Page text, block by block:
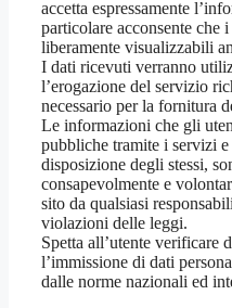
accetta espressamente
particolare acconsente che
liberamente visualizzabili
I dati ricevuti verranno
l’erogazione del servizio
necessario per la fornitura
Le informazioni che gli
pubbliche tramite i servizi
disposizione degli stessi,
consapevolmente e
sito da qualsiasi
violazioni delle leggi.
Spetta all’utente verificare
l’immissione di dati
dalle norme nazionali ed